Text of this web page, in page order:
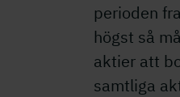
perioden
högst så
aktier att
samtliga